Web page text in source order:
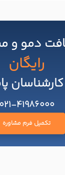
دمو و
رایگان
کارشناسان
021-41986000
تکمیل فرم مشاوره